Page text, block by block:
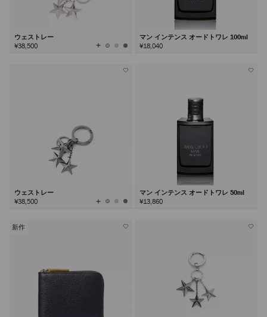
ウェストレー
¥38,500
全
て
マン インテンス オードトワレ 100ml
¥18,040
ウェストレー
¥38,500
全
て
マン インテンス オードトワレ 50ml
¥13,860
新作